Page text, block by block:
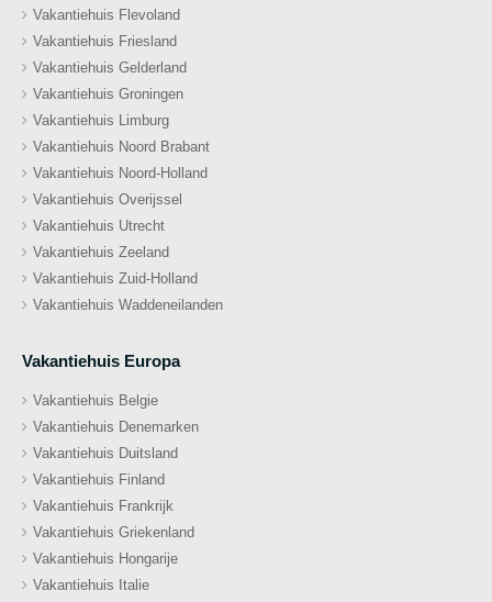
Vakantiehuis Flevoland
Vakantiehuis Friesland
Vakantiehuis Gelderland
Vakantiehuis Groningen
Vakantiehuis Limburg
Vakantiehuis Noord Brabant
Vakantiehuis Noord-Holland
Vakantiehuis Overijssel
Vakantiehuis Utrecht
Vakantiehuis Zeeland
Vakantiehuis Zuid-Holland
Vakantiehuis Waddeneilanden
Vakantiehuis Europa
Vakantiehuis Belgie
Vakantiehuis Denemarken
Vakantiehuis Duitsland
Vakantiehuis Finland
Vakantiehuis Frankrijk
Vakantiehuis Griekenland
Vakantiehuis Hongarije
Vakantiehuis Italie